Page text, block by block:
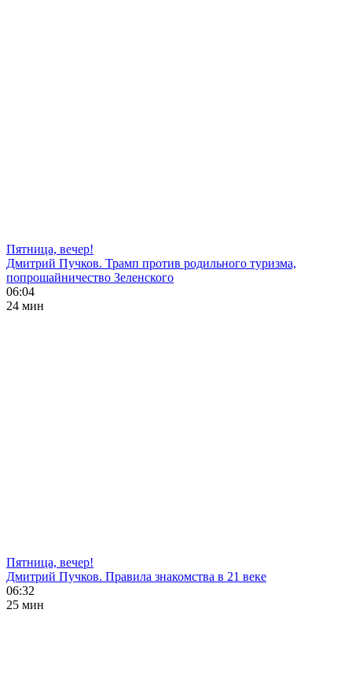
Пятница, вечер!
Дмитрий Пучков. Трамп против родильного туризма,
попрошайничество Зеленского
06:04
24 мин
Пятница, вечер!
Дмитрий Пучков. Правила знакомства в 21 веке
06:32
25 мин